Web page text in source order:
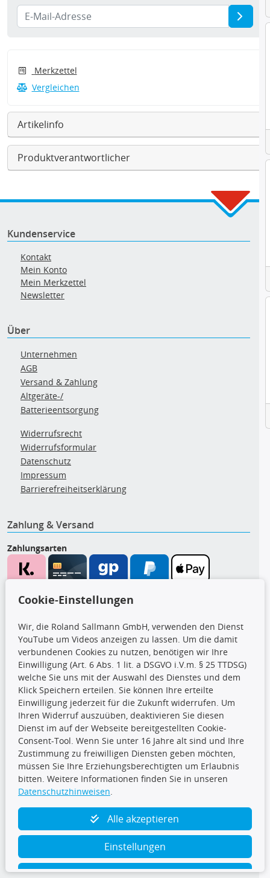
Merkzettel
Vergleichen
Artikelinfo
Produktverantwortlicher
Kundenservice
Kontakt
Mein Konto
Mein Merkzettel
Newsletter
Über
Unternehmen
AGB
Versand & Zahlung
Altgeräte-/
Batterieentsorgung
Widerrufsrecht
Widerrufsformular
Datenschutz
Impressum
Barrierefreiheitserklärung
Zahlung & Versand
Zahlungsarten
CARAT Gruppe
Folge uns
TecDoc Inside
Cookie-Einstellungen
Wir, die Roland Sallmann GmbH, verwenden den Dienst
YouTube um Videos anzeigen zu lassen. Um die damit
verbundenen Cookies zu nutzen, benötigen wir Ihre
Einwilligung (Art. 6 Abs. 1 lit. a DSGVO i.V.m. § 25 TTDSG)
welche Sie uns mit der Auswahl des Dienstes und dem
Klick Speichern erteilen. Sie können Ihre erteilte
Einwilligung jederzeit für die Zukunft widerrufen. Um
Ihren Widerruf auszuüben, deaktivieren Sie diesen
Dienst im auf der Webseite bereitgestellten Cookie-
Consent-Tool. Wenn Sie unter 16 Jahre alt sind und Ihre
Zustimmung zu freiwilligen Diensten geben möchten,
müssen Sie Ihre Erziehungsberechtigten um Erlaubnis
bitten. Weitere Informationen finden Sie in unseren
Datenschutzhinweisen.
Alle akzeptieren
Einstellungen
Ablehnen